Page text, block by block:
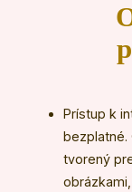
Prístup k
bezplatné.
tvorený